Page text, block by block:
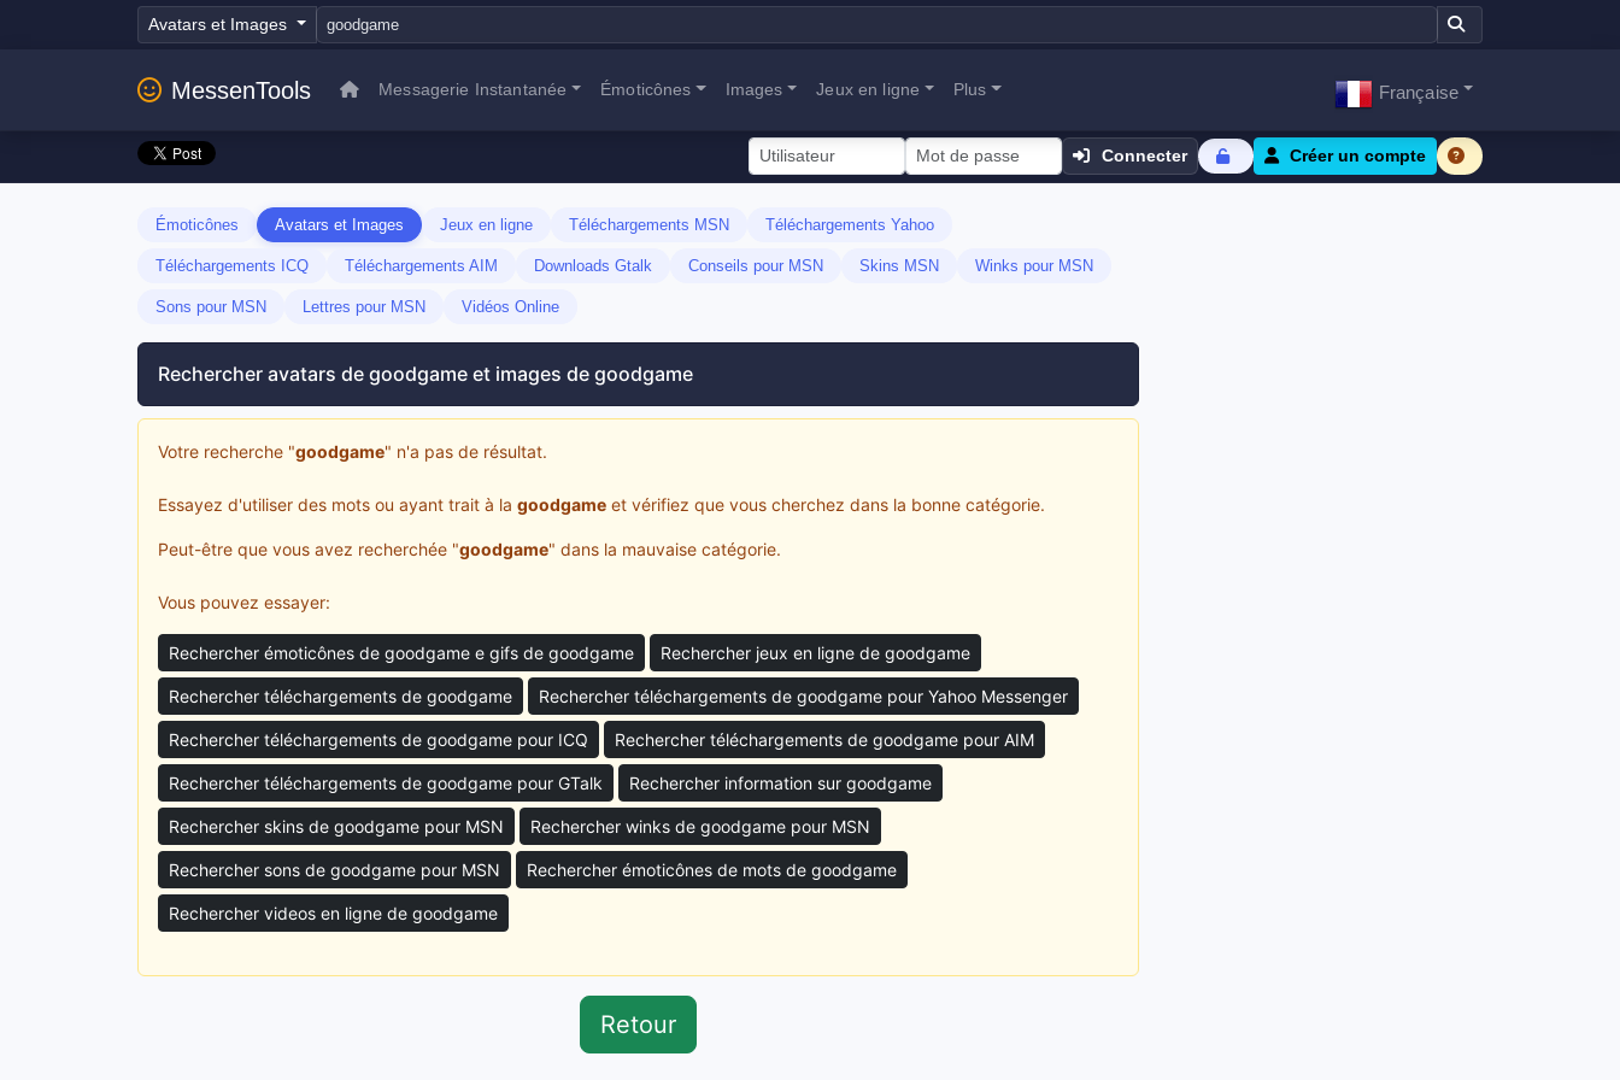
Avatars et Images
MessenTools Messagerie Instantanée Émoticônes Images Jeux en ligne Plus Française
Connecter Créer un compte
Émoticônes Avatars et Images Jeux en ligne Téléchargements MSN Téléchargements Yahoo
Téléchargements ICQ Téléchargements AIM Downloads Gtalk Conseils pour MSN Skins MSN Winks pour MSN
Sons pour MSN Lettres pour MSN Vidéos Online
Rechercher avatars de goodgame et images de goodgame
Votre recherche "goodgame" n'a pas de résultat.
Essayez d'utiliser des mots ou ayant trait à la goodgame et vérifiez que vous cherchez dans la bonne catégorie.
Peut-être que vous avez recherchée "goodgame" dans la mauvaise catégorie.
Vous pouvez essayer:
Rechercher émoticônes de goodgame e gifs de goodgame Rechercher jeux en ligne de goodgame
Rechercher téléchargements de goodgame Rechercher téléchargements de goodgame pour Yahoo Messenger
Rechercher téléchargements de goodgame pour ICQ Rechercher téléchargements de goodgame pour AIM
Rechercher téléchargements de goodgame pour GTalk Rechercher information sur goodgame
Rechercher skins de goodgame pour MSN Rechercher winks de goodgame pour MSN
Rechercher sons de goodgame pour MSN Rechercher émoticônes de mots de goodgame
Rechercher videos en ligne de goodgame
Retour